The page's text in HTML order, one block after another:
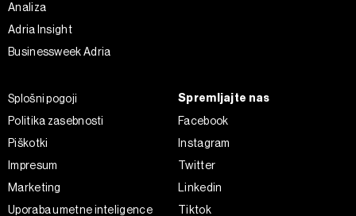
Analiza
Adria Insight
Businessweek Adria
Splošni pogoji
Politika zasebnosti
Piškotki
Impresum
Marketing
Uporaba umetne inteligence
Spremljajte nas
Facebook
Instagram
Twitter
Linkedin
Tiktok